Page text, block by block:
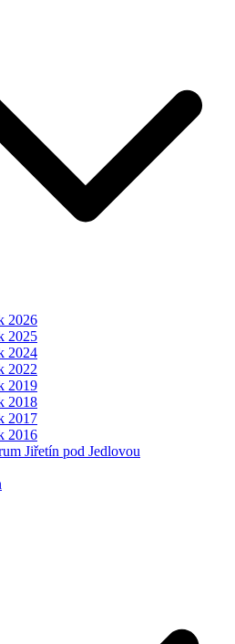
2026
2025
2024
2022
2019
2018
2017
2016
Jiřetín pod Jedlovou